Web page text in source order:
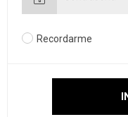
Recordarme